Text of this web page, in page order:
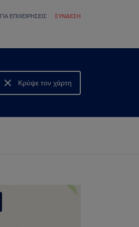
ΓΙΑ ΕΠΙΧΕΙΡΉΣΕΙΣ ΣΎΝΔΕΣΗ
Κρύψε τον χάρτη
Δες τον χάρτη